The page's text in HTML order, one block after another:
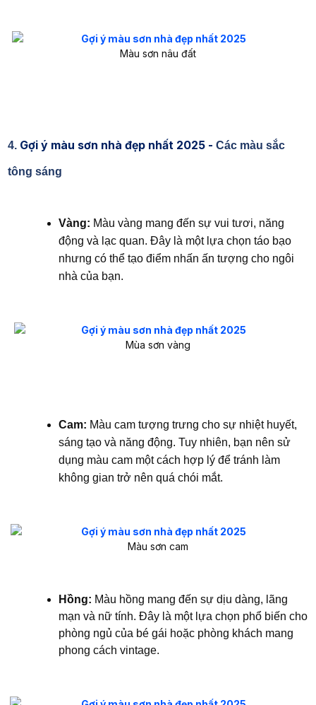
Màu sơn nâu đất
4. Gợi ý màu sơn nhà đẹp nhất 2025 -Các màu sắc
tông sáng
Vàng: Màu vàng mang đến sự vui tươi, năng
động và lạc quan. Đây là một lựa chọn táo bạo
nhưng có thể tạo điểm nhấn ấn tượng cho ngôi
nhà của bạn.
Mùa sơn vàng
Cam: Màu cam tượng trưng cho sự nhiệt huyết,
sáng tạo và năng động. Tuy nhiên, bạn nên sử
dụng màu cam một cách hợp lý để tránh làm
không gian trở nên quá chói mắt.
Màu sơn cam
Hồng: Màu hồng mang đến sự dịu dàng, lãng
mạn và nữ tính. Đây là một lựa chọn phổ biến cho
phòng ngủ của bé gái hoặc phòng khách mang
phong cách vintage.